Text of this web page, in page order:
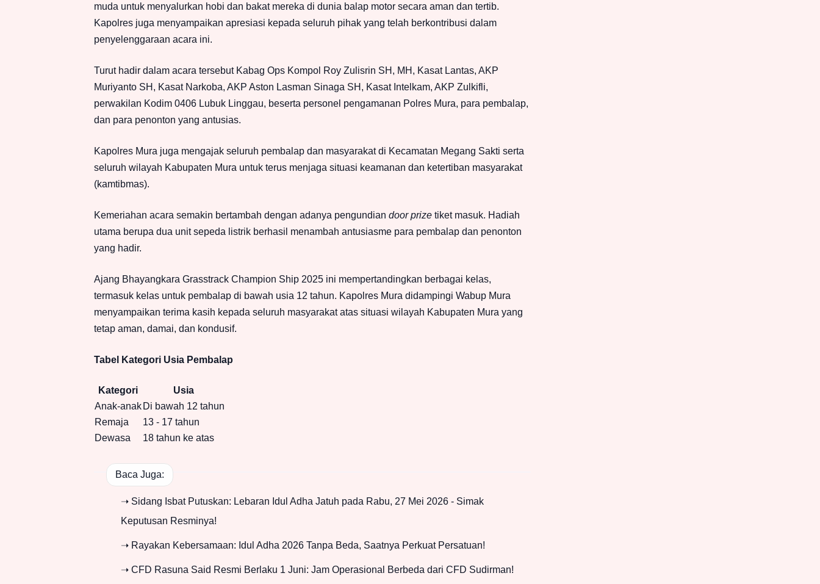
muda untuk menyalurkan hobi dan bakat mereka di dunia balap motor secara aman dan tertib.
Kapolres juga menyampaikan apresiasi kepada seluruh pihak yang telah berkontribusi dalam
penyelenggaraan acara ini.
Turut hadir dalam acara tersebut Kabag Ops Kompol Roy Zulisrin SH, MH, Kasat Lantas, AKP
Muriyanto SH, Kasat Narkoba, AKP Aston Lasman Sinaga SH, Kasat Intelkam, AKP Zulkifli,
perwakilan Kodim 0406 Lubuk Linggau, beserta personel pengamanan Polres Mura, para pembalap,
dan para penonton yang antusias.
Kapolres Mura juga mengajak seluruh pembalap dan masyarakat di Kecamatan Megang Sakti serta
seluruh wilayah Kabupaten Mura untuk terus menjaga situasi keamanan dan ketertiban masyarakat
(kamtibmas).
Kemeriahan acara semakin bertambah dengan adanya pengundian door prize tiket masuk. Hadiah
utama berupa dua unit sepeda listrik berhasil menambah antusiasme para pembalap dan penonton
yang hadir.
Ajang Bhayangkara Grasstrack Champion Ship 2025 ini mempertandingkan berbagai kelas,
termasuk kelas untuk pembalap di bawah usia 12 tahun. Kapolres Mura didampingi Wabup Mura
menyampaikan terima kasih kepada seluruh masyarakat atas situasi wilayah Kabupaten Mura yang
tetap aman, damai, dan kondusif.
Tabel Kategori Usia Pembalap
Kategori
Usia
Anak-anak Di bawah 12 tahun
Remaja
13 - 17 tahun
Dewasa
18 tahun ke atas
Baca Juga:
➝ Sidang Isbat Putuskan: Lebaran Idul Adha Jatuh pada Rabu, 27 Mei 2026 - Simak
Keputusan Resminya!
➝ Rayakan Kebersamaan: Idul Adha 2026 Tanpa Beda, Saatnya Perkuat Persatuan!
➝ CFD Rasuna Said Resmi Berlaku 1 Juni: Jam Operasional Berbeda dari CFD Sudirman!